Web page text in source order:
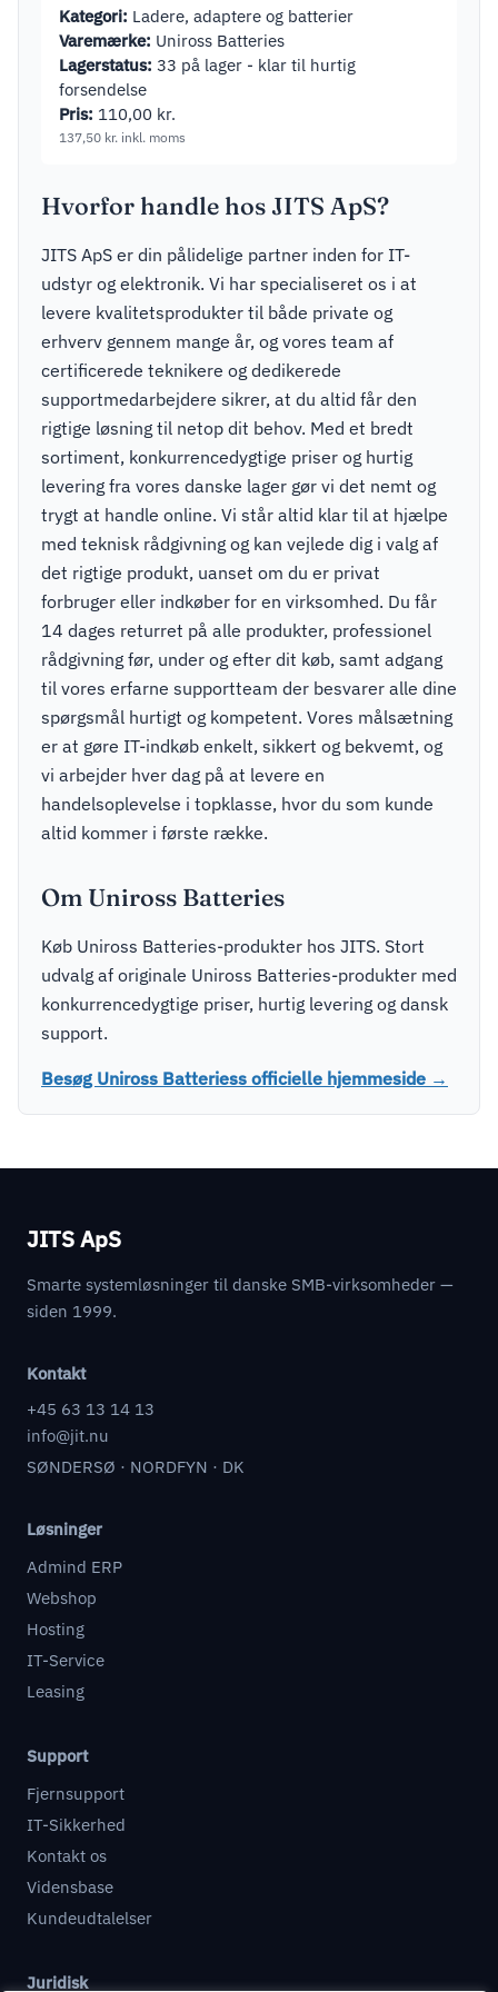
Kategori: Ladere, adaptere og batterier
Varemærke: Uniross Batteries
Lagerstatus: 33 på lager - klar til hurtig
forsendelse
Pris: 110,00 kr.
137,50 kr. inkl. moms
Hvorfor handle hos JITS ApS?
JITS ApS er din pålidelige partner inden for IT-
udstyr og elektronik. Vi har specialiseret os i at
levere kvalitetsprodukter til både private og
erhverv gennem mange år, og vores team af
certificerede teknikere og dedikerede
supportmedarbejdere sikrer, at du altid får den
rigtige løsning til netop dit behov. Med et bredt
sortiment, konkurrencedygtige priser og hurtig
levering fra vores danske lager gør vi det nemt og
trygt at handle online. Vi står altid klar til at hjælpe
med teknisk rådgivning og kan vejlede dig i valg af
det rigtige produkt, uanset om du er privat
forbruger eller indkøber for en virksomhed. Du får
14 dages returret på alle produkter, professionel
rådgivning før, under og efter dit køb, samt adgang
til vores erfarne supportteam der besvarer alle dine
spørgsmål hurtigt og kompetent. Vores målsætning
er at gøre IT-indkøb enkelt, sikkert og bekvemt, og
vi arbejder hver dag på at levere en
handelsoplevelse i topklasse, hvor du som kunde
altid kommer i første række.
Om Uniross Batteries
Køb Uniross Batteries-produkter hos JITS. Stort
udvalg af originale Uniross Batteries-produkter med
konkurrencedygtige priser, hurtig levering og dansk
support.
Besøg Uniross Batteriess officielle hjemmeside →
JITS ApS
Smarte systemløsninger til danske SMB-virksomheder —
siden 1999.
Kontakt
+45 63 13 14 13
info@jit.nu
SØNDERSØ · NORDFYN · DK
Løsninger
Admind ERP
Webshop
Hosting
IT-Service
Leasing
Support
Fjernsupport
IT-Sikkerhed
Kontakt os
Vidensbase
Kundeudtalelser
Juridisk